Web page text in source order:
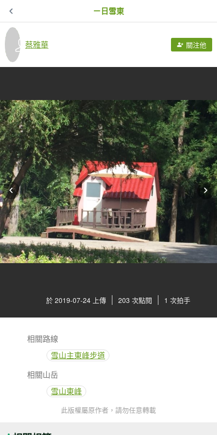
ㄧ日雪東
蔡雅華 關注他
於 2019-07-24 上傳 203 次點閱 1 次拍手
相關路線
雪山主東峰步道
相關山岳
雪山東峰
此版權屬原作者，請勿任意轉載